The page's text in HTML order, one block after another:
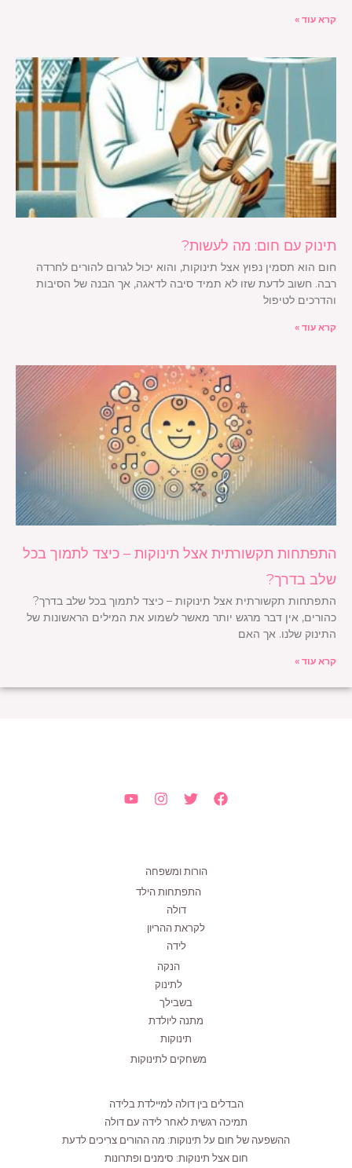
קרא עוד »
תינוק עם חום: מה לעשות?
חום הוא תסמין נפוץ אצל תינוקות, והוא יכול לגרום להורים לחרדה
רבה. חשוב לדעת שזו לא תמיד סיבה לדאגה, אך הבנה של הסיבות
והדרכים לטיפול
קרא עוד »
התפתחות תקשורתית אצל תינוקות – כיצד לתמוך בכל
שלב בדרך?
התפתחות תקשורתית אצל תינוקות – כיצד לתמוך בכל שלב בדרך?
כהורים, אין דבר מרגש יותר מאשר לשמוע את המילים הראשונות של
התינוק שלנו. אך האם
קרא עוד »
הורות ומשפחה
התפתחות הילד
דולה
לקראת ההריון
לידה
הנקה
לתינוק
בשבילך
מתנה ליולדת
תינוקות
משחקים לתינוקות
הבדלים בין דולה למיילדת בלידה
תמיכה רגשית לאחר לידה עם דולה
ההשפעה של חום על תינוקות: מה ההורים צריכים לדעת
חום אצל תינוקות: סימנים ופתרונות